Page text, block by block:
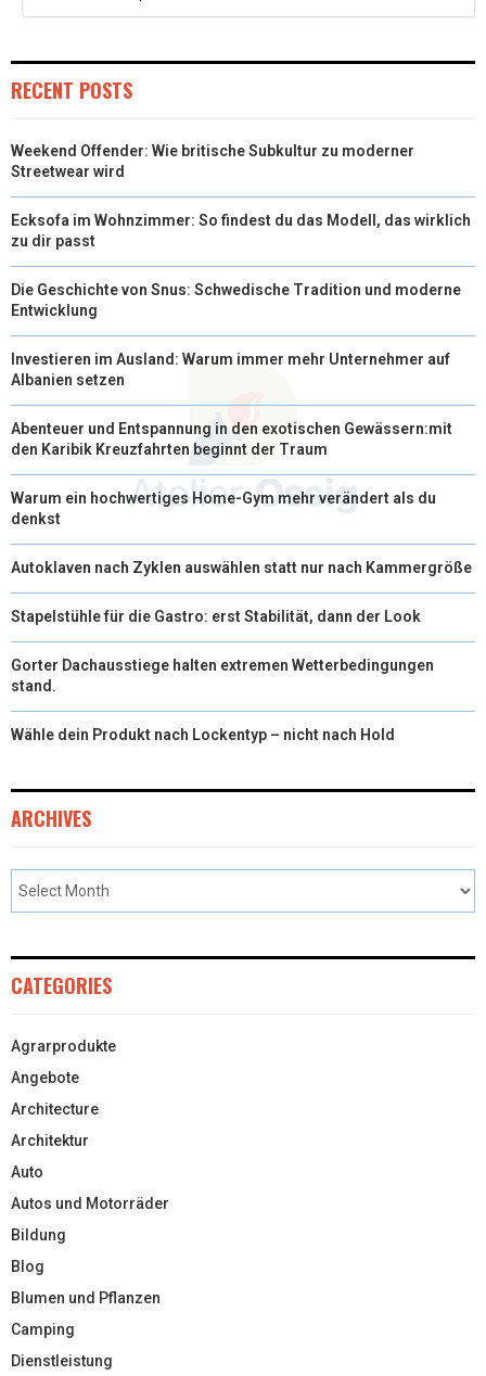
RECENT POSTS
Weekend Offender: Wie britische Subkultur zu moderner
Streetwear wird
Ecksofa im Wohnzimmer: So findest du das Modell, das wirklich
zu dir passt
Die Geschichte von Snus: Schwedische Tradition und moderne
Entwicklung
Investieren im Ausland: Warum immer mehr Unternehmer auf
Albanien setzen
Abenteuer und Entspannung in den exotischen Gewässern:mit
den Karibik Kreuzfahrten beginnt der Traum
Warum ein hochwertiges Home-Gym mehr verändert als du
denkst
Autoklaven nach Zyklen auswählen statt nur nach Kammergröße
Stapelstühle für die Gastro: erst Stabilität, dann der Look
Gorter Dachausstiege halten extremen Wetterbedingungen
stand.
Wähle dein Produkt nach Lockentyp – nicht nach Hold
ARCHIVES
CATEGORIES
Agrarprodukte
Angebote
Architecture
Architektur
Auto
Autos und Motorräder
Bildung
Blog
Blumen und Pflanzen
Camping
Dienstleistung